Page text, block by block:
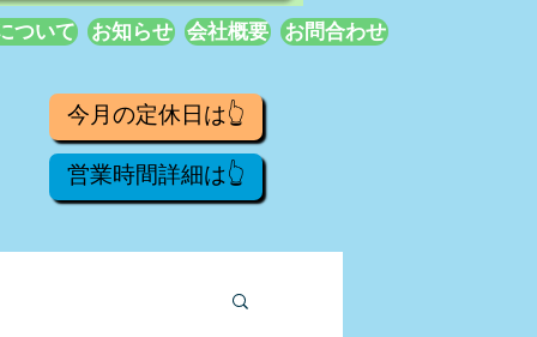
ついて お知らせ 会社概要 お問合わせ
今月の定休日は👆
営業時間詳細は👆